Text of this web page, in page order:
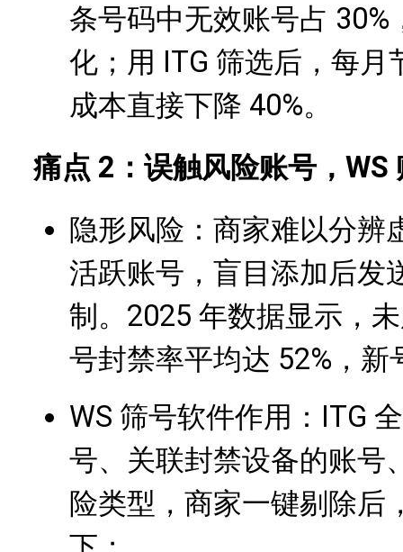
条号码中无效账号占
化；用 ITG 筛选后，每
成本直接下降 40%。
痛点 2：误触风险账号，WS
隐形风险：商家难以分辨
活跃账号，盲目添加后发
制。2025 年数据显示，
号封禁率平均达 52%，新
WS 筛号软件作用：ITG
号、关联封禁设备的账号
险类型，商家一键剔除后